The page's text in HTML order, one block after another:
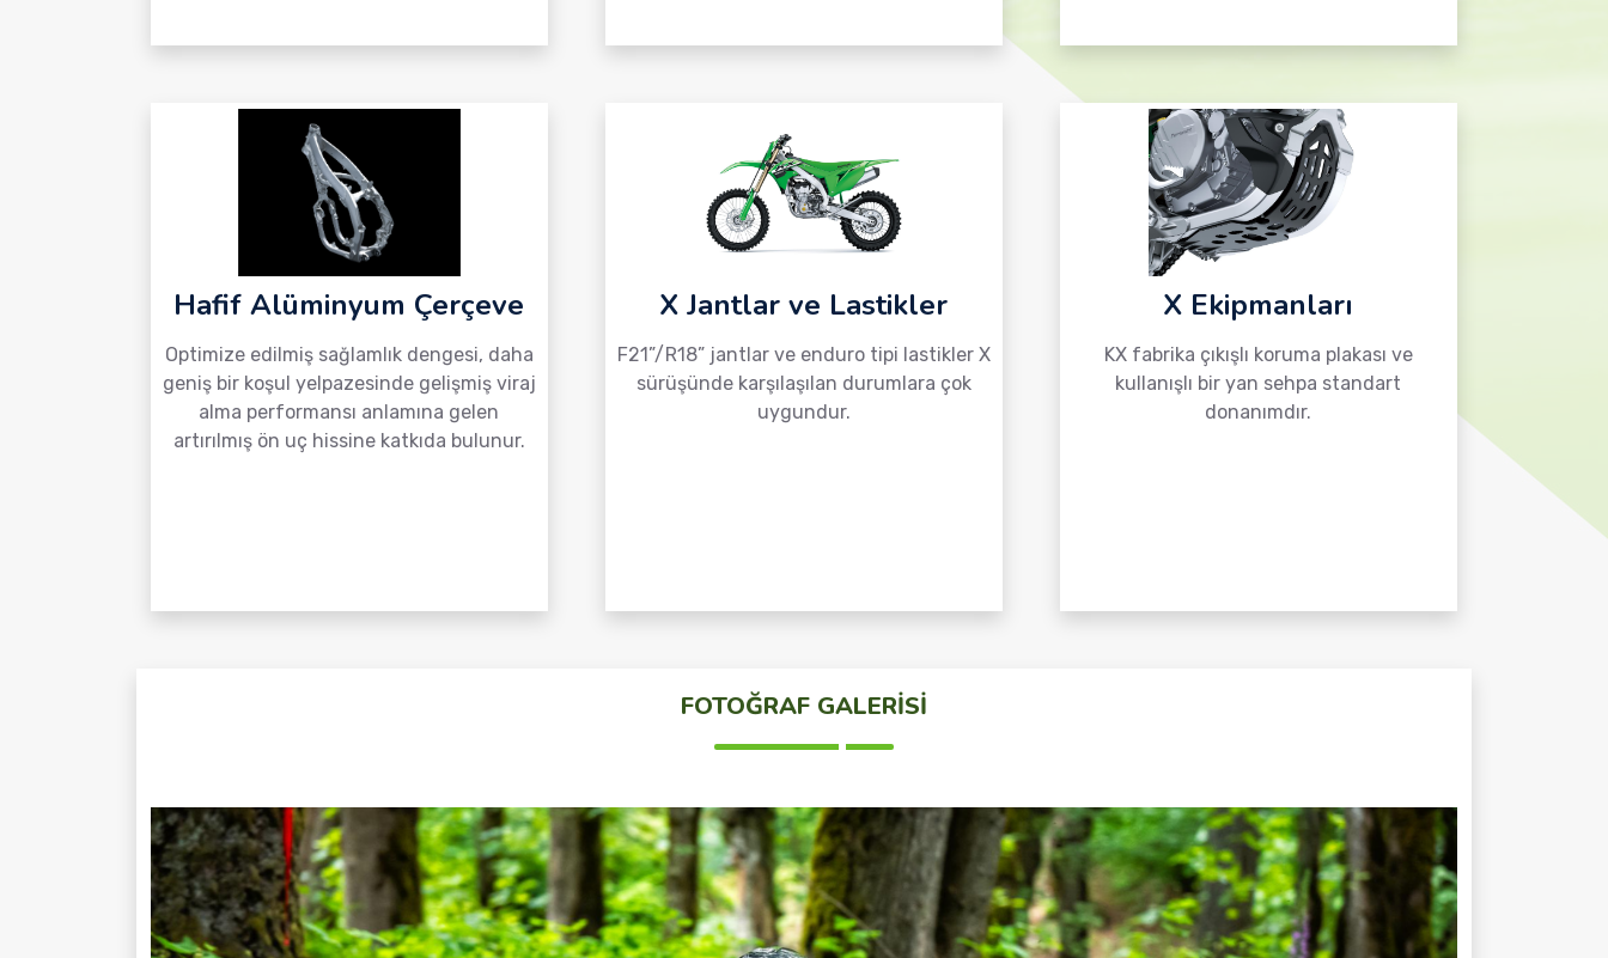
Hafif Alüminyum Çerçeve
Optimize edilmiş sağlamlık dengesi, daha
geniş bir koşul yelpazesinde gelişmiş viraj
alma performansı anlamına gelen
artırılmış ön uç hissine katkıda bulunur.
X Jantlar ve Lastikler
F21”/R18” jantlar ve enduro tipi lastikler X
sürüşünde karşılaşılan durumlara çok
uygundur.
X Ekipmanları
KX fabrika çıkışlı koruma plakası ve
kullanışlı bir yan sehpa standart
donanımdır.
FOTOĞRAF GALERİSİ